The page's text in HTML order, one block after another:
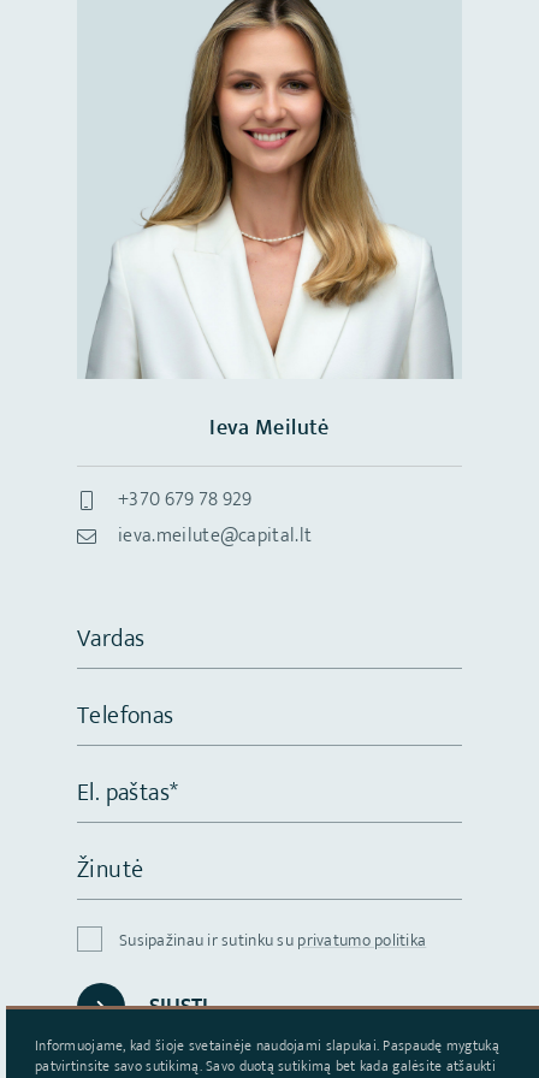
Informuojame, kad šioje svetainėje naudojami slapukai. Paspaudę mygtuką
patvirtinsite savo sutikimą. Savo duotą sutikimą bet kada galėsite atšaukti
Ieva Meilutė
+370 679 78 929
ieva.meilute@capital.lt
Vardas
Telefonas
El. paštas*
Žinutė
Susipažinau ir sutinku suprivatumo politika
SIŲSTI